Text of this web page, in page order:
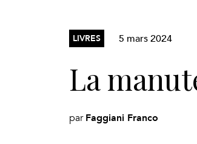
LIVRES 5 mars 2024
La
par Faggiani Franco